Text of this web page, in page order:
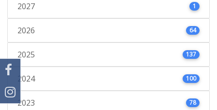
2027 1
2026 64
2025 137
2024 100
2023 78